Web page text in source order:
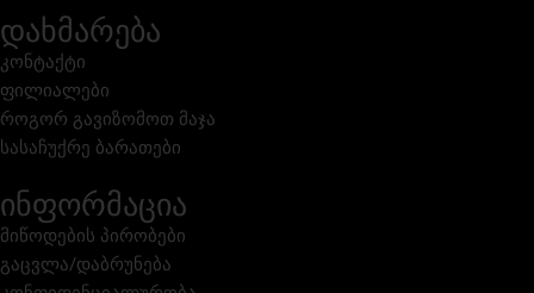
დახმარება
კონტაქტი
ფილიალები
როგორ გავიზომოთ მაჯა
სასაჩუქრე ბარათები
ინფორმაცია
მიწოდების პირობები
გაცვლა/დაბრუნება